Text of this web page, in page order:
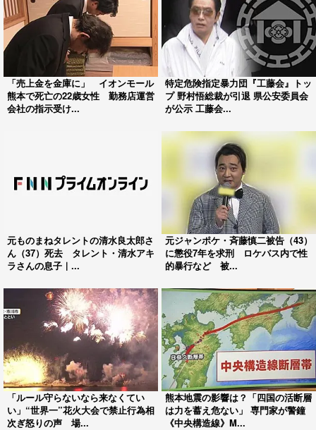
「売上金を金庫に」 イオンモール
熊本で死亡の22歳女性 勤務店運営
会社の指示受け...
特定危険指定暴力団『工藤会』トッ
プ 野村悟総裁が引退 県公安委員会
が公示 工藤会...
元ものまねタレントの清水良太郎さ
ん（37）死去 タレント・清水アキ
ラさんの息子｜...
元ジャンポケ・斉藤慎二被告（43）
に懲役7年を求刑 ロケバス内で性
的暴行など 被...
「ルール守らないなら来なくてい
い」“世界一”花火大会で禁止行為相
次ぎ怒りの声 場...
熊本地震の影響は？「四国の活断層
は力を蓄え危ない」 専門家が警鐘
《中央構造線》M...